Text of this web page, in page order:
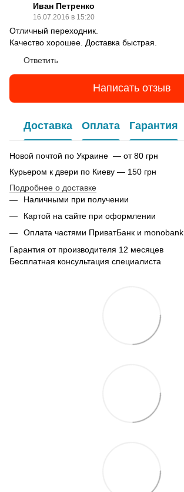
Иван Петренко
16.07.2016 в 15:20
Отличный переходник.
Качество хорошее. Доставка быстрая.
Ответить
Написать отзыв
Доставка Оплата Гарантия
Новой почтой по Украине — от 80 грн
Курьером к двери по Киеву — 150 грн
Подробнее о доставке
Наличными при получении
Картой на сайте при оформлении
Оплата частями ПриватБанк и monobank
Гарантия от производителя 12 месяцев
Бесплатная консультация специалиста